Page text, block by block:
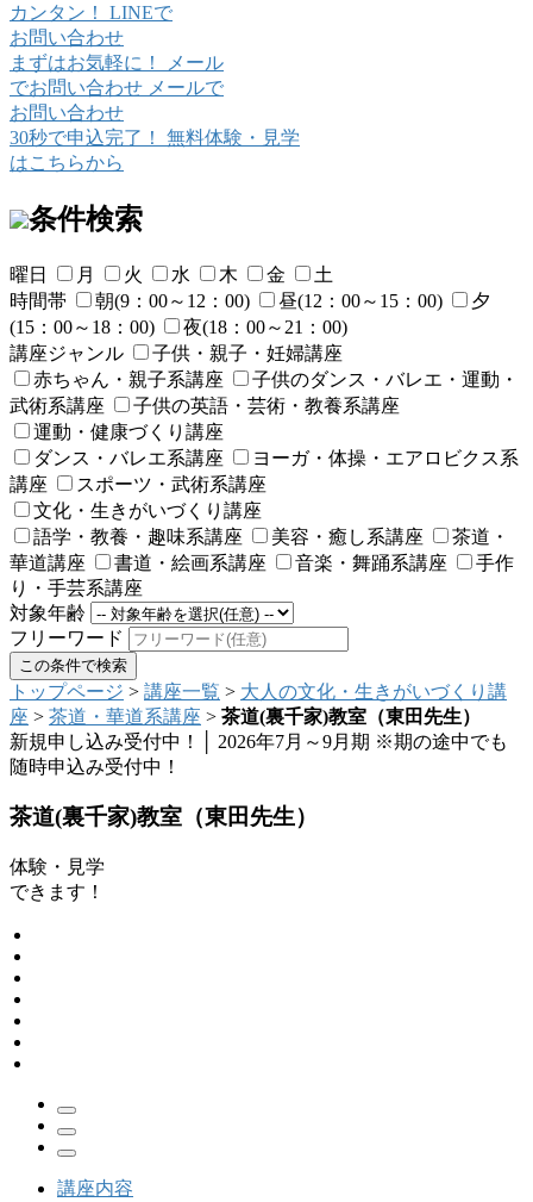
カンタン！
LINEで
お問い合わせ
まずはお気軽に！
メール
でお問い合わせ メールで
お問い合わせ
30秒で申込完了！
無料体験・見学
はこちらから
条件検索
曜日 月 火 水 木 金
土
時間帯
朝(9：00～12：00) 昼(12：00～15：00)
夕
(15：00～18：00)
夜(18：00～21：00)
講座ジャンル
子供・親子・妊婦講座
赤ちゃん・親子系講座
子供のダンス・バレエ・運動・
武術系講座
子供の英語・芸術・教養系講座
運動・健康づくり講座
ダンス・バレエ系講座
ヨーガ・体操・エアロビクス系
講座
スポーツ・武術系講座
文化・生きがいづくり講座
語学・教養・趣味系講座
美容・癒し系講座
茶道・
華道講座
書道・絵画系講座 音楽・舞踊系講座
手作
り・手芸系講座
対象年齢
フリーワード
トップページ > 講座一覧 > 大人の文化・生きがいづくり講
座 > 茶道・華道系講座 > 茶道(裏千家)教室（東田先生）
新規申し込み受付中！│
2026年7月～9月期 ※期の途中でも
随時申込み受付中！
茶道(裏千家)教室（東田先生）
体験・見学
できます！
講座内容